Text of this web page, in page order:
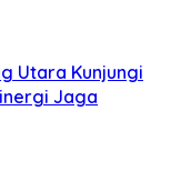
Utara Kunjungi
Jaga